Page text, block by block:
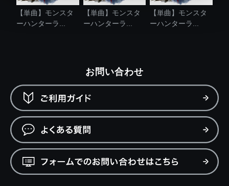
【単曲】モンスタ
ーハンターラ...
【単曲】モンスタ
ーハンターラ...
【単曲】モンスタ
ーハンターラ...
お問い合わせ